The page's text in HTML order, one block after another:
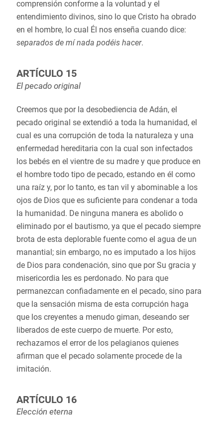
comprensión conforme a la voluntad y el
entendimiento divinos, sino lo que Cristo ha obrado
en el hombre, lo cual Él nos enseña cuando dice:
separados de mí nada podéis hacer.
ARTÍCULO 15
El pecado original
Creemos que por la desobediencia de Adán, el
pecado original se extendió a toda la humanidad, el
cual es una corrupción de toda la naturaleza y una
enfermedad hereditaria con la cual son infectados
los bebés en el vientre de su madre y que produce en
el hombre todo tipo de pecado, estando en él como
una raíz y, por lo tanto, es tan vil y abominable a los
ojos de Dios que es suficiente para condenar a toda
la humanidad. De ninguna manera es abolido o
eliminado por el bautismo, ya que el pecado siempre
brota de esta deplorable fuente como el agua de un
manantial; sin embargo, no es imputado a los hijos
de Dios para condenación, sino que por Su gracia y
misericordia les es perdonado. No para que
permanezcan confiadamente en el pecado, sino para
que la sensación misma de esta corrupción haga
que los creyentes a menudo giman, deseando ser
liberados de este cuerpo de muerte. Por esto,
rechazamos el error de los pelagianos quienes
afirman que el pecado solamente procede de la
imitación.
ARTÍCULO 16
Elección eterna